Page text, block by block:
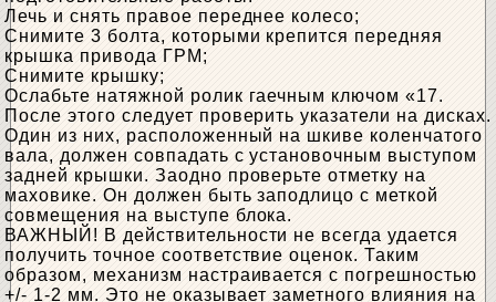
Лечь и снять правое переднее колесо;
Снимите 3 болта, которыми крепится передняя
крышка привода ГРМ;
Снимите крышку;
Ослабьте натяжной ролик гаечным ключом «17.
После этого следует проверить указатели на дисках.
Один из них, расположенный на шкиве коленчатого
вала, должен совпадать с установочным выступом
задней крышки. Заодно проверьте отметку на
маховике. Он должен быть заподлицо с меткой
совмещения на выступе блока.
ВАЖНЫЙ! В действительности не всегда удается
получить точное соответствие оценок. Таким
образом, механизм настраивается с погрешностью
+/- 1-2 мм. Это не оказывает заметного влияния на